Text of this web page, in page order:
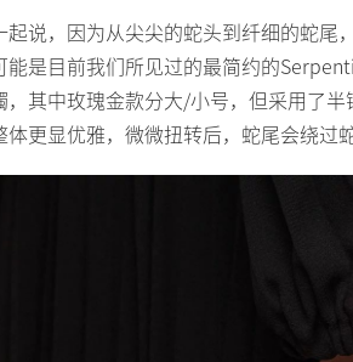
起说，因为从尖尖的蛇头到纤细的蛇
能是目前我们所见过的最简约的
，其中玫瑰金款分大/小号，但采用了
更显优雅，微微扭转后，蛇尾会绕过